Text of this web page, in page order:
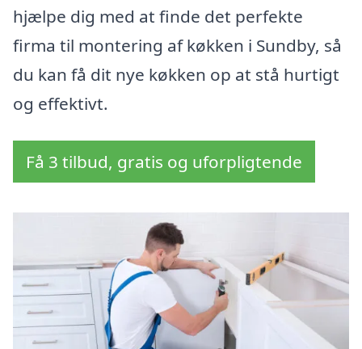
hjælpe dig med at finde det perfekte
firma til montering af køkken i Sundby, så
du kan få dit nye køkken op at stå hurtigt
og effektivt.
Få 3 tilbud, gratis og uforpligtende